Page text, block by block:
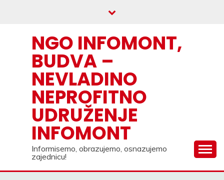
NGO INFOMONT,
BUDVA –
NEVLADINO
NEPROFITNO
UDRUŽENJE
INFOMONT
Informisemo, obrazujemo, osnazujemo
zajednicu!